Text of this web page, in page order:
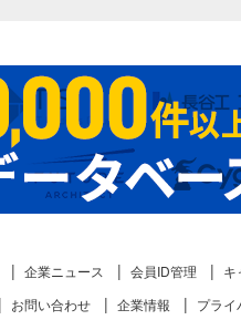
企業ニュース 会員ID管理 キ
お問い合わせ 企業情報 プライ